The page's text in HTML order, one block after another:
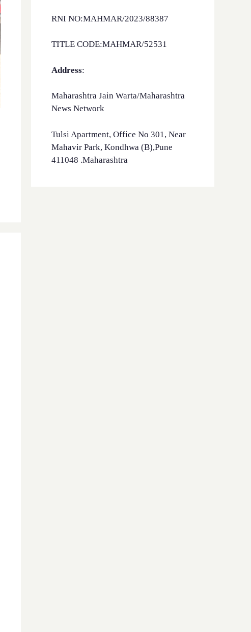
RNI NO:MAHMAR/2023/88387
TITLE CODE:MAHMAR/52531
Address:
Maharashtra Jain Warta/Maharashtra
News Network
Tulsi Apartment, Office No 301, Near
Mahavir Park, Kondhwa (B),Pune
411048 .Maharashtra